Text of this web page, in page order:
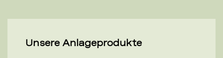
Unsere Anlageprodukte